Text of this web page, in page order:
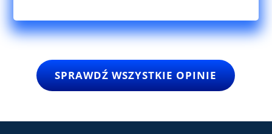
SPRAWDŹ WSZYSTKIE OPINIE